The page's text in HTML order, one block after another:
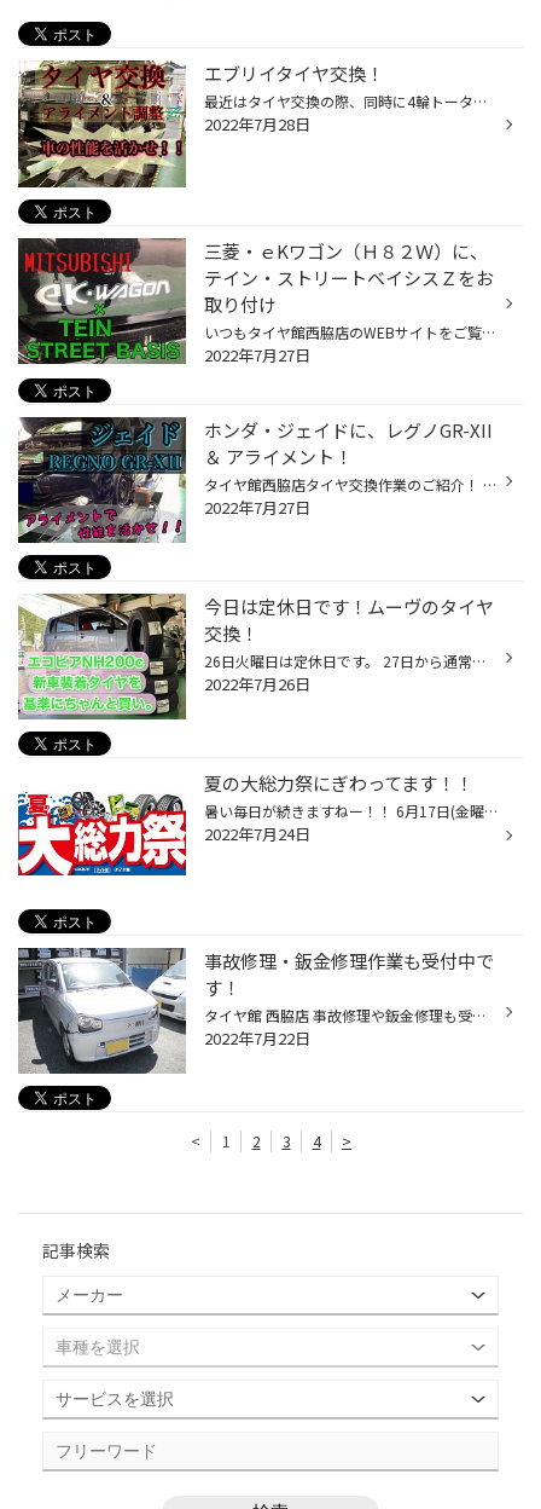
エブリイタイヤ交換！
最近はタイヤ交換の際、同時に4輪トータルアライメントの ご依頼を多く承っております。 タイヤ交換は消耗品の為、交換は必須ですが せっかく交換するなら、そのタイヤを きっちり性能を活かした。最後まで使い切りたいと お考えのお客様は多いですよ！ 当たり前のタイヤ交換作業でも 拘っています...
2022年7月28日
三菱・ｅKワゴン（Ｈ８２Ｗ）に、
テイン・ストリートベイシスＺをお
取り付け
いつもタイヤ館西脇店のWEBサイトをご覧いただき、ありがとうございます。 今回ご紹介するおクルマは、三菱・ｅKワゴン（Ｈ８２Ｗ）！ テインの車高調、ストリートベイシスＺをお取り付けさせて頂きました！ コチラのおクルマ、元々はリヤのショックのみ交換の予定でしたが、 現状の状態（新車から...
2022年7月27日
ホンダ・ジェイドに、レグノGR-XII
＆ アライメント！
タイヤ館西脇店タイヤ交換作業のご紹介！ ホンダ ジェイドのタイヤ交換作業です！！ レグノGR-XⅡとアライメント調整を実施です！！ 専用テスターできっちりデータを出してから 車両毎の適正値に調整致します！！ こんなテスターを取り付けしていると アライメント調整を実施している時ですよー！ お...
2022年7月27日
今日は定休日です！ムーヴのタイヤ
交換！
26日火曜日は定休日です。 27日から通常営業ですのでご来店お待ちしております。 さて、 タイヤ館西脇では新車装着時のタイヤを基準に お客様のライフスタイルをお伺いしながらぴったりの タイヤ選びをお手伝いしております！ 今日はムーヴにNH200Cを装着です！ 雨の日の性能長続き！当店オススメタ...
2022年7月26日
夏の大総力祭にぎわってます！！
暑い毎日が続きますねー！！ 6月17日(金曜)より始まりました『夏の大総力祭』大好評開催中です！！ 夏タイヤはもちろんの事、スタッドレスタイヤも『夏の大総力祭』でご案内となります！！ 夏・冬タイヤ共に一部ですがアウトレット品もございます！！ エンジンオイル・バッテリー・エアコンフィルタ...
2022年7月24日
事故修理・鈑金修理作業も受付中で
す！
タイヤ館 西脇店 事故修理や鈑金修理も受け付けています！ ボンネット・フェンダー・バンパー・ヘッドライトの破損から バンパーやドアの擦り傷などなどしっかりと修理致します。 もちろん車両保険を使用しての修理も大丈夫です！ 提携指定業者での鈑金修理作業なので仕上がりも安心して頂けます！ ...
2022年7月22日
< 1 2 3 4 >
記事検索